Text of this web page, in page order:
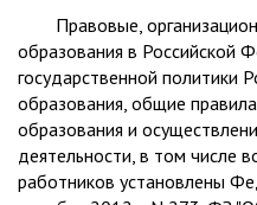
Правовые,
образования в Российской
государственной политики
образования, общие
образования и
деятельности, в том числе
работников установлены